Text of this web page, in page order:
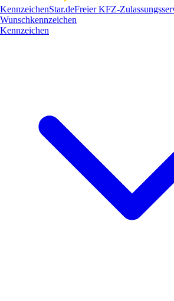
KennzeichenStar.deFreier KFZ-
Wunschkennzeichen
Kennzeichen